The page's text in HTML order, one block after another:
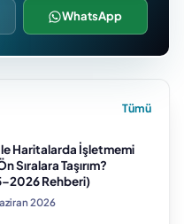
WhatsApp
Tümü
Haritalarda İşletmemi
Sıralara Taşırım?
Rehberi)
2026